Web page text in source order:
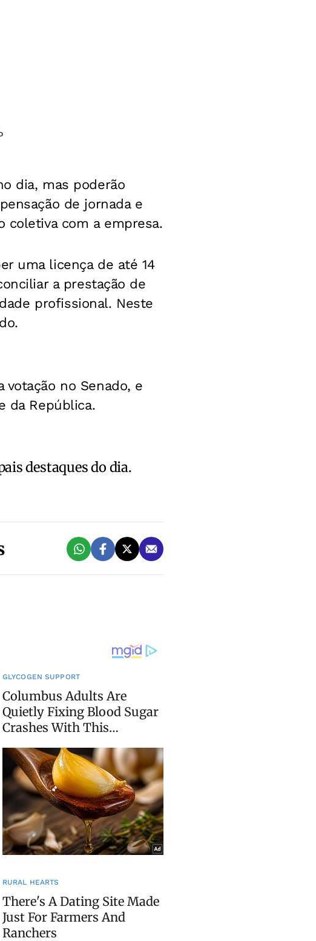
dia, mas poderão
de jornada e
coletiva com a empresa.
uma licença de até 14
a prestação de
profissional. Neste
votação no Senado, e
da República.
destaques do dia.